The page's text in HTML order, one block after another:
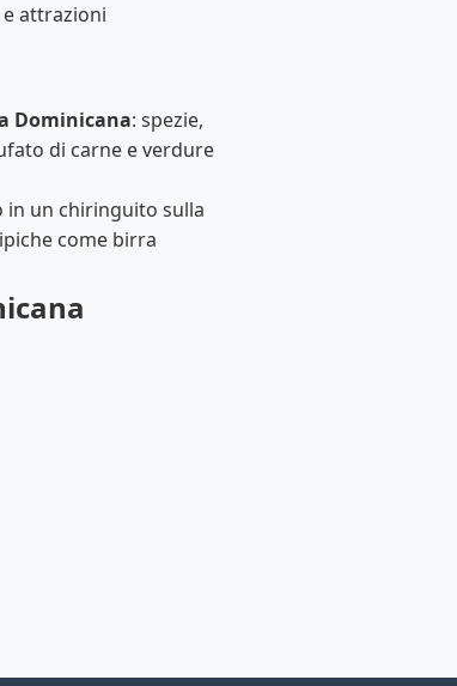
e attrazioni
Dominicana: spezie,
di carne e verdure
in un chiringuito sulla
come birra